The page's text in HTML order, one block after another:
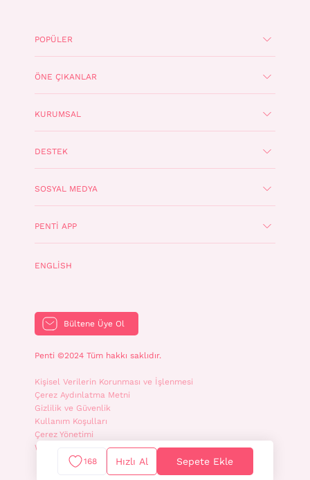
168 Hızlı Al Sepete Ekle
POPÜLER
ÖNE ÇIKANLAR
KURUMSAL
DESTEK
SOSYAL MEDYA
PENTI APP
ENGLISH
Bültene Üye Ol
Penti ©2024 Tüm hakkı saklıdır.
Kişisel Verilerin Korunması ve İşlenmesi
Çerez Aydınlatma Metni
Gizlilik ve Güvenlik
Kullanım Koşulları
Çerez Yönetimi
WhatsApp İletişim Aydınlatma Metni